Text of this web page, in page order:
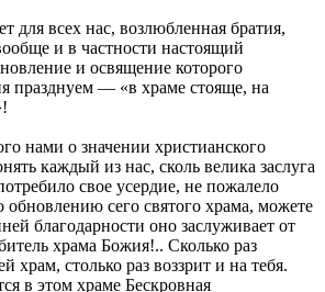
для всех нас, возлюбленная братия,
и в частности настоящий
и освящение которого
празднуем — «в храме стояще, на
нами о значении христианского
каждый из нас, сколь велика заслуга
свое усердие, не пожалело
обновлению сего святого храма, можете
благодарности оно заслуживает от
храма Божия!.. Сколько раз
храм, столько раз воззрит и на тебя.
в этом храме Бескровная